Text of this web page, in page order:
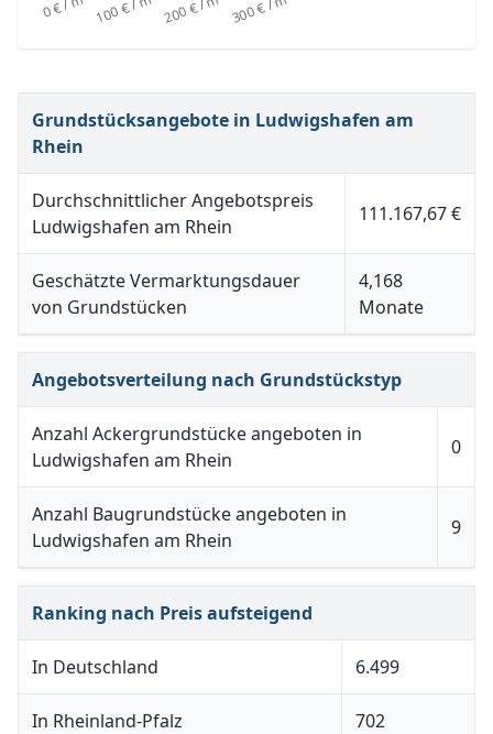
Grundstücksangebote in Ludwigshafen am
Rhein
Durchschnittlicher Angebotspreis
Ludwigshafen am Rhein
111.167,67 €
Geschätzte Vermarktungsdauer
von Grundstücken
4,168
Monate
Angebotsverteilung nach Grundstückstyp
Anzahl Ackergrundstücke angeboten in
Ludwigshafen am Rhein
0
Anzahl Baugrundstücke angeboten in
Ludwigshafen am Rhein
9
Ranking nach Preis aufsteigend
In Deutschland 6.499
In Rheinland-Pfalz 702